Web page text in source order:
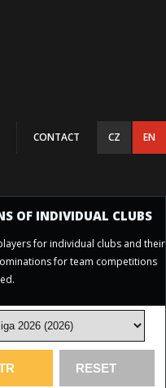
CONTACT CZ EN
OF INDIVIDUAL CLUBS
for individual clubs and their
for team competitions